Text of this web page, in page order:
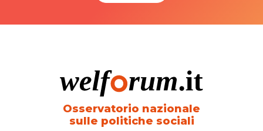
Osservatorio nazionale
sulle politiche sociali